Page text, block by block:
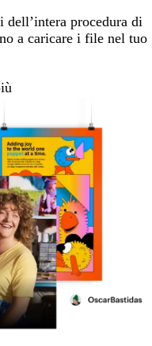
dell’intera procedura di
a caricare i file nel tuo